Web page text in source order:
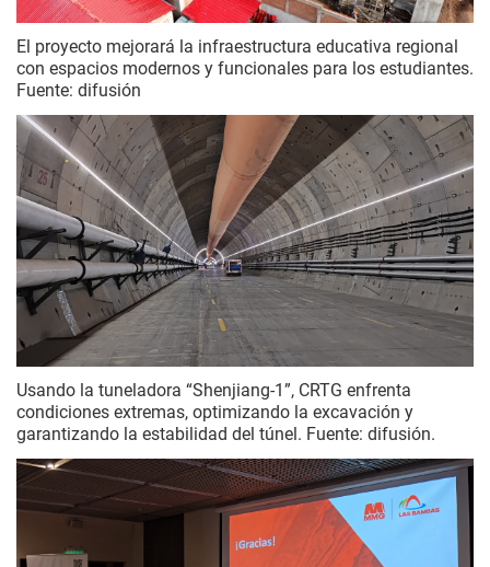
El proyecto mejorará la infraestructura educativa regional
con espacios modernos y funcionales para los estudiantes.
Fuente: difusión
Usando la tuneladora “Shenjiang-1”, CRTG enfrenta
condiciones extremas, optimizando la excavación y
garantizando la estabilidad del túnel. Fuente: difusión.